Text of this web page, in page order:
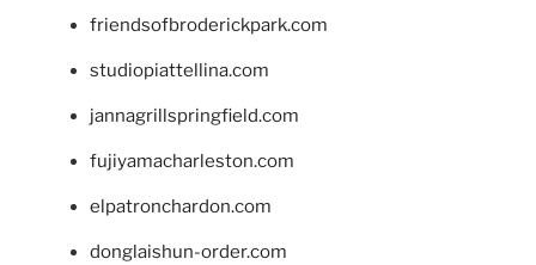
friendsofbroderickpark.com
studiopiattellina.com
jannagrillspringfield.com
fujiyamacharleston.com
elpatronchardon.com
donglaishun-order.com